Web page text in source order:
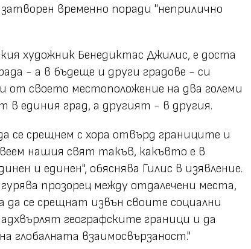
временно поради "неприлично
художник Бенедиктас Джилис, е доста
- а в бъдеще и други градове - си
от своето местоположение на два големи
в единия град, а другият - в другия.
се срещнем с хора отвърд границите и
нашия свят такъв, какъвто е в
и единен", обяснява Гилис в изявление.
прозорец между отдалечени места,
да се срещнат извън своите социални
географските граници и да
глобалната взаимосвързаност."